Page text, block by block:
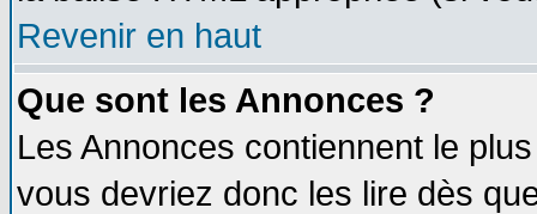
Revenir en haut
Que sont les Annonces ?
Les Annonces contiennent le
vous devriez donc les lire dès